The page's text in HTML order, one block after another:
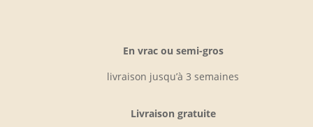
En vrac ou semi-gros
livraison jusqu’à 3 semaines
Livraison gratuite